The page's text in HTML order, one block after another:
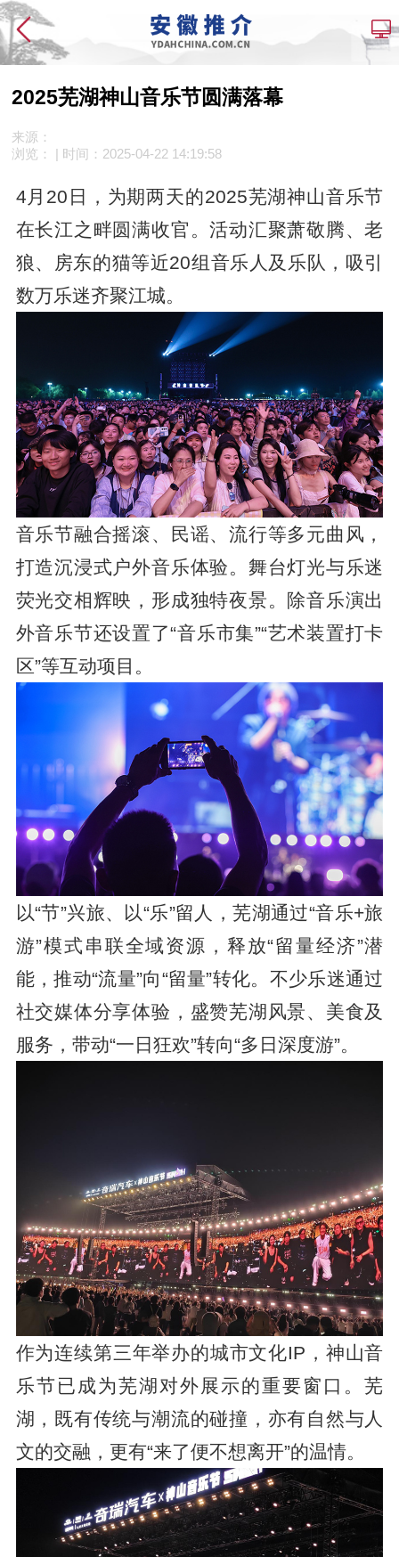
2025芜湖神山音乐节圆满落幕
来源：
浏览：
| 时间： 2025-04-22 14:19:58
4月20日，为期两天的2025芜湖神山音乐节
在长江之畔圆满收官。活动汇聚萧敬腾、老
狼、房东的猫等近20组音乐人及乐队，吸引
数万乐迷齐聚江城。
音乐节融合摇滚、民谣、流行等多元曲风，
打造沉浸式户外音乐体验。舞台灯光与乐迷
荧光交相辉映，形成独特夜景。除音乐演出
外音乐节还设置了“音乐市集”“艺术装置打卡
区”等互动项目。
以“节”兴旅、以“乐”留人，芜湖通过“音乐+旅
游”模式串联全域资源，释放“留量经济”潜
能，推动“流量”向“留量”转化。不少乐迷通过
社交媒体分享体验，盛赞芜湖风景、美食及
服务，带动“一日狂欢”转向“多日深度游”。
作为连续第三年举办的城市文化IP，神山音
乐节已成为芜湖对外展示的重要窗口。芜
湖，既有传统与潮流的碰撞，亦有自然与人
文的交融，更有“来了便不想离开”的温情。